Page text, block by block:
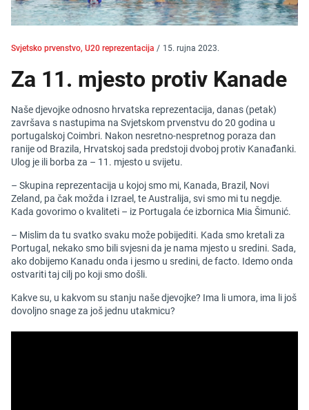
Svjetsko prvenstvo, U20 reprezentacija / 15. rujna 2023.
Za 11. mjesto protiv Kanade
Naše djevojke odnosno hrvatska reprezentacija, danas (petak)
završava s nastupima na Svjetskom prvenstvu do 20 godina u
portugalskoj Coimbri. Nakon nesretno-nespretnog poraza dan
ranije od Brazila, Hrvatskoj sada predstoji dvoboj protiv Kanađanki.
Ulog je ili borba za – 11. mjesto u svijetu.
– Skupina reprezentacija u kojoj smo mi, Kanada, Brazil, Novi
Zeland, pa čak možda i Izrael, te Australija, svi smo mi tu negdje.
Kada govorimo o kvaliteti – iz Portugala će izbornica Mia Šimunić.
– Mislim da tu svatko svaku može pobijediti. Kada smo kretali za
Portugal, nekako smo bili svjesni da je nama mjesto u sredini. Sada,
ako dobijemo Kanadu onda i jesmo u sredini, de facto. Idemo onda
ostvariti taj cilj po koji smo došli.
Kakve su, u kakvom su stanju naše djevojke? Ima li umora, ima li još
dovoljno snage za još jednu utakmicu?